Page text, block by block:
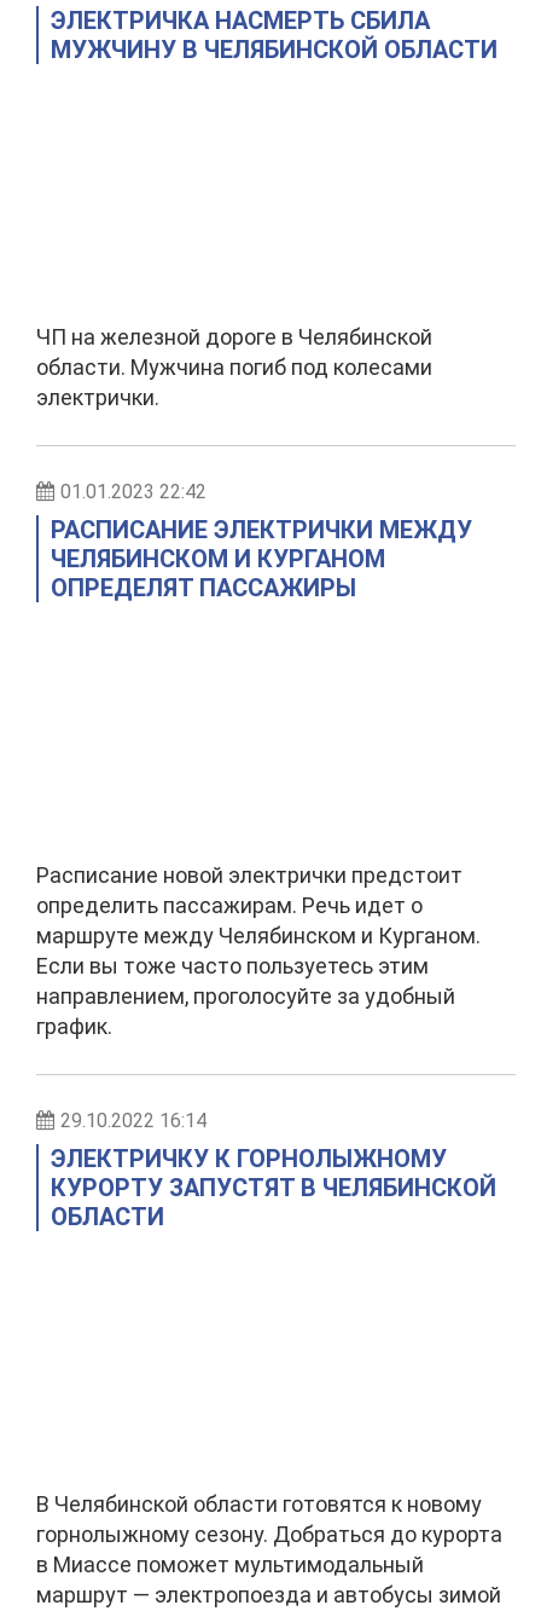
ЭЛЕКТРИЧКА НАСМЕРТЬ СБИЛА
МУЖЧИНУ В ЧЕЛЯБИНСКОЙ ОБЛАСТИ
ЧП на железной дороге в Челябинской
области. Мужчина погиб под колесами
электрички.
01.01.2023 22:42
РАСПИСАНИЕ ЭЛЕКТРИЧКИ МЕЖДУ
ЧЕЛЯБИНСКОМ И КУРГАНОМ
ОПРЕДЕЛЯТ ПАССАЖИРЫ
Расписание новой электрички предстоит
определить пассажирам. Речь идет о
маршруте между Челябинском и Курганом.
Если вы тоже часто пользуетесь этим
направлением, проголосуйте за удобный
график.
29.10.2022 16:14
ЭЛЕКТРИЧКУ К ГОРНОЛЫЖНОМУ
КУРОРТУ ЗАПУСТЯТ В ЧЕЛЯБИНСКОЙ
ОБЛАСТИ
В Челябинской области готовятся к новому
горнолыжному сезону. Добраться до курорта
в Миассе поможет мультимодальный
маршрут — электропоезда и автобусы зимой